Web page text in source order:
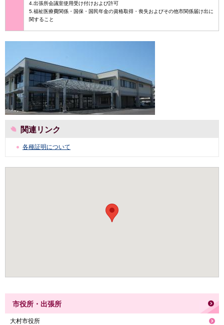
4.出張所会議室使用受け付けおよび許可
5.福祉医療費関係・国保・国民年金の資格取得・喪失およびその他市関係届け出に
関すること
関連リンク
各種証明について
市役所・出張所
大村市役所